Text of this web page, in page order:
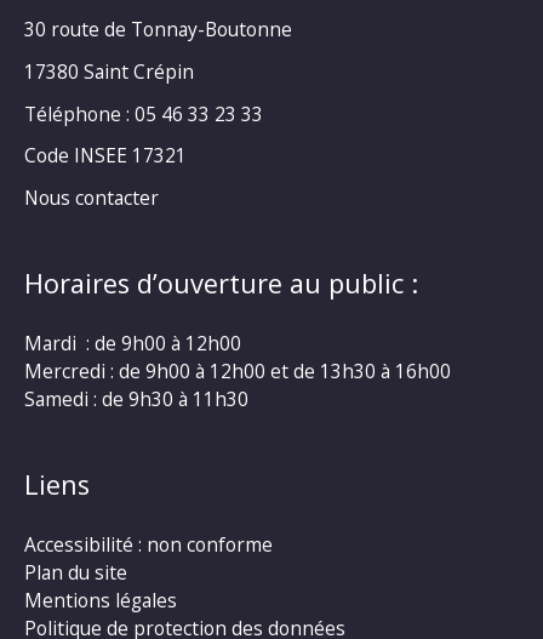
30 route de Tonnay-Boutonne
17380 Saint Crépin
Téléphone : 05 46 33 23 33
Code INSEE 17321
Nous contacter
Horaires d’ouverture au public :
Mardi : de 9h00 à 12h00
Mercredi : de 9h00 à 12h00 et de 13h30 à 16h00
Samedi : de 9h30 à 11h30
Liens
Accessibilité : non conforme
Plan du site
Mentions légales
Politique de protection des données